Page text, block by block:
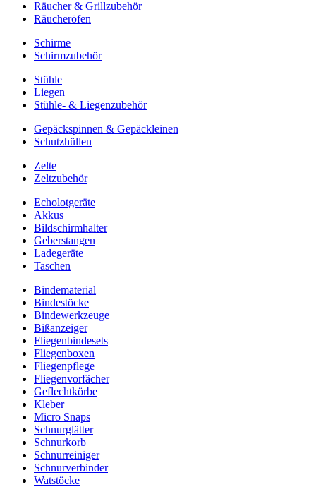
Räucher & Grillzubehör
Räucheröfen
Schirme
Schirmzubehör
Stühle
Liegen
Stühle- & Liegenzubehör
Gepäckspinnen & Gepäckleinen
Schutzhüllen
Zelte
Zeltzubehör
Echolotgeräte
Akkus
Bildschirmhalter
Geberstangen
Ladegeräte
Taschen
Bindematerial
Bindestöcke
Bindewerkzeuge
Bißanzeiger
Fliegenbindesets
Fliegenboxen
Fliegenpflege
Fliegenvorfächer
Geflechtkörbe
Kleber
Micro Snaps
Schnurglätter
Schnurkorb
Schnurreiniger
Schnurverbinder
Watstöcke